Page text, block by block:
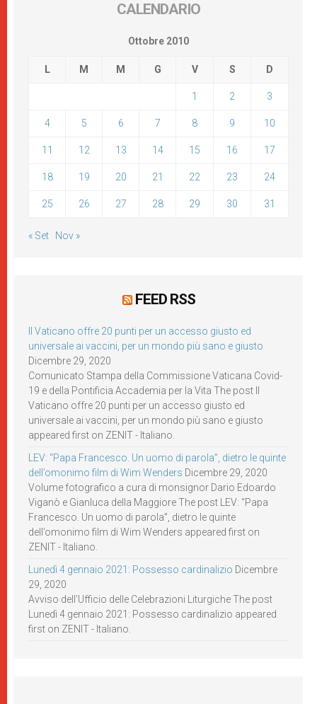
CALENDARIO
Ottobre 2010
L M M G V S D
1 2 3
4 5 6 7 8 9 10
11 12 13 14 15 16 17
18 19 20 21 22 23 24
25 26 27 28 29 30 31
« Set Nov »
FEED RSS
Il Vaticano offre 20 punti per un accesso giusto ed
universale ai vaccini, per un mondo più sano e giusto
Dicembre 29, 2020
Comunicato Stampa della Commissione Vaticana Covid-
19 e della Pontificia Accademia per la Vita The post Il
Vaticano offre 20 punti per un accesso giusto ed
universale ai vaccini, per un mondo più sano e giusto
appeared first on ZENIT - Italiano.
LEV: “Papa Francesco. Un uomo di parola”, dietro le quinte
dell’omonimo film di Wim Wenders Dicembre 29, 2020
Volume fotografico a cura di monsignor Dario Edoardo
Viganò e Gianluca della Maggiore The post LEV: “Papa
Francesco. Un uomo di parola”, dietro le quinte
dell’omonimo film di Wim Wenders appeared first on
ZENIT - Italiano.
Lunedì 4 gennaio 2021: Possesso cardinalizio Dicembre
29, 2020
Avviso dell’Ufficio delle Celebrazioni Liturgiche The post
Lunedì 4 gennaio 2021: Possesso cardinalizio appeared
first on ZENIT - Italiano.